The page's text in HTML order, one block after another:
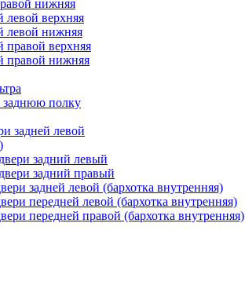
нижняя
левой верхняя
левой нижняя
правой верхняя
правой нижняя
заднюю полку
задней левой
задний левый
задний правый
задней левой (бархотка внутренняя)
передней левой (бархотка внутренняя)
передней правой (бархотка внутренняя)